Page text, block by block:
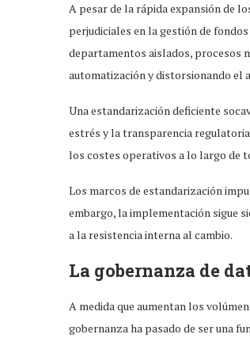
A pesar de la rápida expansión de
perjudiciales en la gestión de
departamentos aislados, procesos
automatización y distorsionando el
Una estandarización deficiente
estrés y la transparencia
los costes operativos a lo largo de
Los marcos de estandarización
embargo, la implementación sigue
a la resistencia interna al cambio.
La gobernanza de
A medida que aumentan los
gobernanza ha pasado de ser una